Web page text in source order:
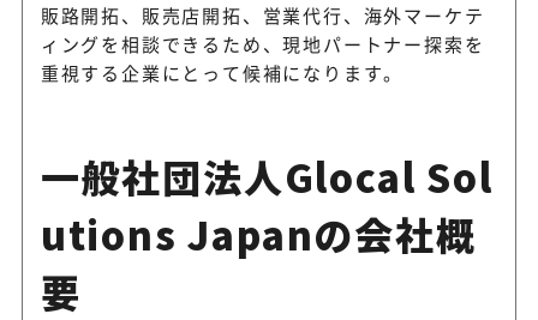
販路開拓、販売店開拓、営業代行、海外マーケテ
ィングを相談できるため、現地パートナー探索を
重視する企業にとって候補になります。
一般社団法人Glocal Sol
utions Japanの会社概
要